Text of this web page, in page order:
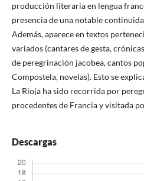
producción literaria en lengua
presencia de una notable
Además, aparece en textos
variados (cantares de gesta,
de peregrinación jacobea, cantos
Compostela, novelas). Esto se
La Rioja ha sido recorrida por
procedentes de Francia y visitada
Descargas